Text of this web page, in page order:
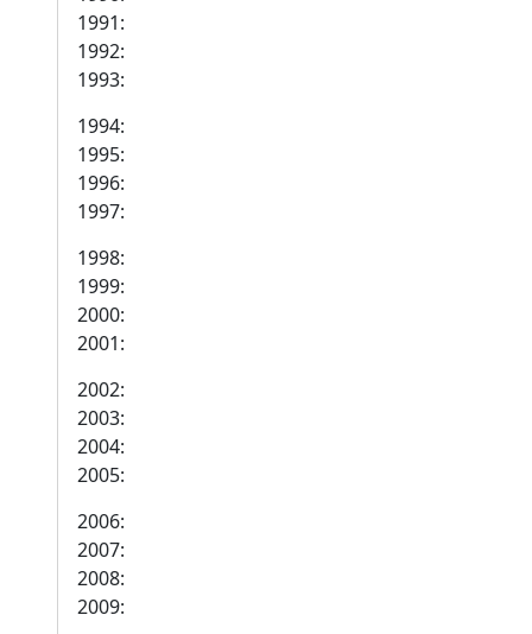
1991:
1992:
1993:
1994:
1995:
1996:
1997:
1998:
1999:
2000:
2001:
2002:
2003:
2004:
2005:
2006:
2007:
2008:
2009: